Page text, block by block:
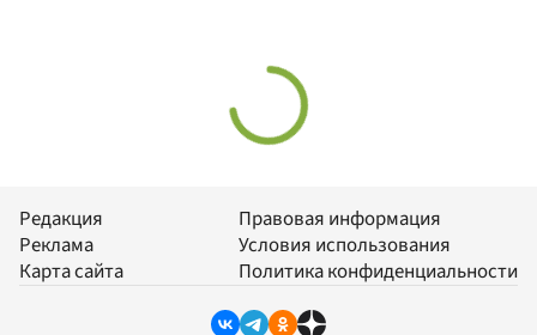
Редакция
Реклама
Карта сайта
Правовая информация
Условия использования
Политика конфиденциальности